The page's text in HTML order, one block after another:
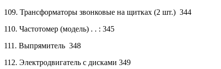
109. Трансформаторы звонковые на щитках (2 шт.) 344
110. Частотомер (модель) . . : 345
111. Выпрямитель 348
112. Электродвигатель с дисками 349